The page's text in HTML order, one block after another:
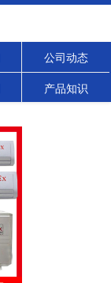
公司动态
产品知识